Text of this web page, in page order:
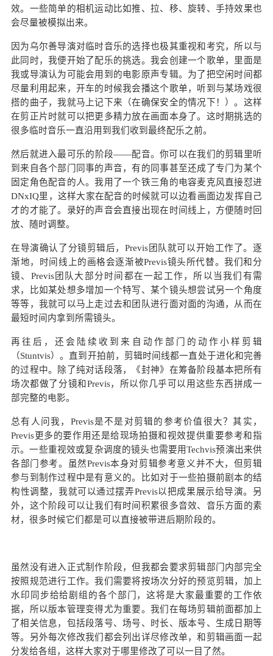
效。一些简单的相机运动比如推、拉、移、旋转、手持效果也
会尽量被模拟出来。
因为乌尔善导演对临时音乐的选择也极其重视和考究，所以与
此同时，我便开始了配乐的挑选。我会创建一个歌单，里面是
我或导演认为可能会用到的电影原声专辑。为了把空闲时间都
尽量利用起来，开车的时候我会播这个歌单，听到与某场戏很
搭的曲子，我就马上记下来（在确保安全的情况下！）。这样
在剪正片时就可以把更多精力放在画面本身了。这时期挑选的
很多临时音乐一直沿用到我们收到最终配乐之前。
然后就进入最可乐的阶段——配音。你可以在我们的剪辑里听
到来自各个部门同事的声音，有的同事甚至还成了专门为某个
固定角色配音的人。我用了一个铁三角的电容麦克风直接怼进
DNxIQ里，这样大家在配音的时候就可以边看画面边发挥自己
才的才能了。录好的声音会直接出现在时间线上，方便随时回
放、随时调整。
在导演确认了分镜剪辑后，Previs团队就可以开始工作了。逐
渐地，时间线上的画格会逐渐被Previs镜头所代替。我们和分
镜、Previs团队大部分时间都在一起工作，所以当我们有需
求，比如某处想多增加一个特写、某个镜头想尝试另一个角度
等等，我就可以马上走过去和团队进行面对面的沟通，从而在
最短时间内拿到所需镜头。
再往后，还会陆续收到来自动作部门的动作小样剪辑
（Stuntvis）。直到开拍前，剪辑时间线都一直处于进化和完善
的过程中。除了纯对话段落，《封神》在筹备阶段基本把所有
场次都做了分镜和Previs，所以你几乎可以用这些东西拼成一
部完整的电影。
总有人问我，Previs是不是对剪辑的参考价值很大？其实，
Previs更多的要作用还是给现场拍摄和视效提供重要参考和指
示。一些重视效或复杂调度的镜头也需要用Techvis预演出来供
各部门参考。虽然Previs本身对剪辑参考意义并不大，但剪辑
参与到制作过程中是有意义的。比如对于一些拍摄前剧本的结
构性调整，我就可以通过摆弄Previs以把成果展示给导演。另
外，这个阶段可以让我们有时间积累很多音效、音乐方面的素
材，很多时候它们都是可以直接被带进后期阶段的。
虽然没有进入正式制作阶段，但我都会要求剪辑部门内部完全
按照规范进行工作。我们需要将按场次分好的预览剪辑，加上
水印同步给给剧组的各个部门，这将是大家最重要的工作依
据，所以版本管理变得尤为重要。我们在每场剪辑前面都加上
了相关信息，包括段落号、场号、时长、版本号、生成日期等
等。另外每次修改我们都会列出详尽修改单，和剪辑画面一起
分发给各组，这样大家对于哪里修改了可以一目了然。